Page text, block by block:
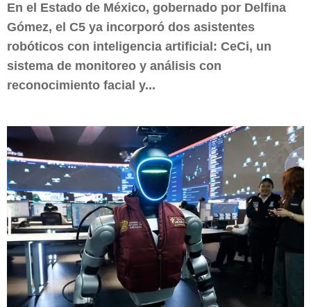
En el Estado de México, gobernado por Delfina
Gómez, el C5 ya incorporó dos asistentes
robóticos con inteligencia artificial: CeCi, un
sistema de monitoreo y análisis con
reconocimiento facial y...